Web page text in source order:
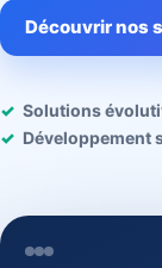
Découvrir nos
Solutions
Développement